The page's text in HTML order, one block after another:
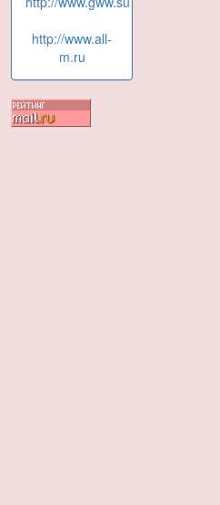
http://www.all-
m.ru